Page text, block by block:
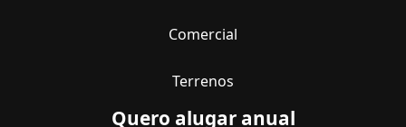
Comercial
Terrenos
Quero alugar anual